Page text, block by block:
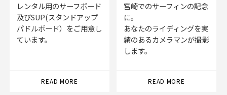
レンタル用のサーフボード
及びSUP(スタンドアップ
パドルボード）をご用意し
ています。
READ MORE
宮崎でのサーフィンの記念
に。
あなたのライディングを実
績のあるカメラマンが撮影
します。
READ MORE